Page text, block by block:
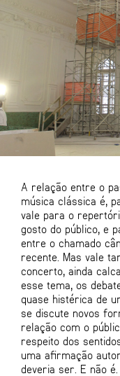
A relação entre o
música clássica é,
vale para o
gosto do público, e
entre o chamado
recente. Mas vale
concerto, ainda
esse tema, os
quase histérica de
se discute novos
relação com o
respeito dos
uma afirmação
deveria ser. E não é.